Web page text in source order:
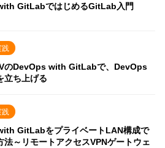
GitLabではじめるGitLab入門
践
のDevOps with GitLabで、DevOps
立ち上げる
践
GitLabをプライベートLAN構成で
法～リモートアクセスVPNゲートウェ